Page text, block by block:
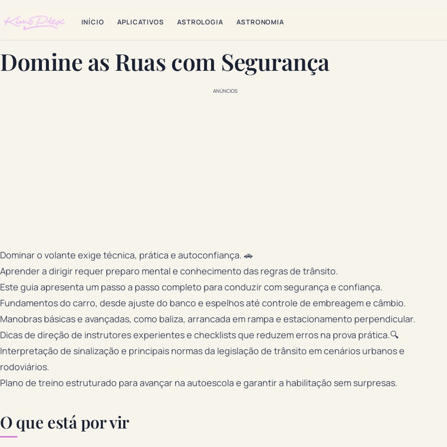
INÍCIO APLICATIVOS ASTROLOGIA ASTRONOMIA
Domine as Ruas com Segurança
ANÚNCIOS
Dominar o volante exige técnica, prática e autoconfiança. 🚗
Aprender a dirigir requer preparo mental e conhecimento das regras de trânsito.
Este guia apresenta um passo a passo completo para conduzir com segurança e confiança.
Fundamentos do carro, desde ajuste do banco e espelhos até controle de embreagem e câmbio.
Manobras básicas e avançadas, como baliza, arrancada em rampa e estacionamento perpendicular.
Dicas de direção de instrutores experientes e checklists que reduzem erros na prova prática.🔍
Interpretação de sinalização e principais normas da legislação de trânsito em cenários urbanos e
rodoviários.
Plano de treino estruturado para avançar na autoescola e garantir a habilitação sem surpresas.
O que está por vir